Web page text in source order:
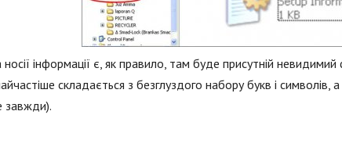
носії інформації є, як правило, там буде присутній
складається з безглуздого набору букв і
завжди).